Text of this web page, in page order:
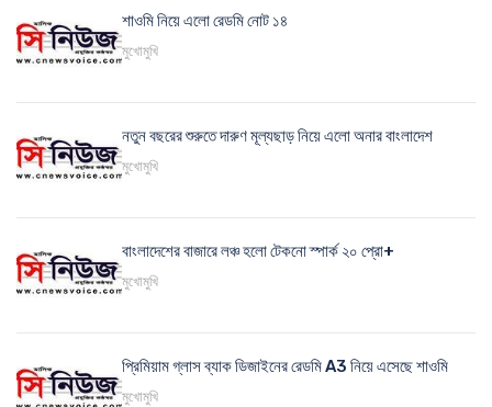
শাওমি নিয়ে এলো রেডমি নোট ১৪
মুখোমুখি
নতুন বছরের শুরুতে দারুণ মূল্যছাড় নিয়ে এলো অনার বাংলাদেশ
মুখোমুখি
বাংলাদেশের বাজারে লঞ্চ হলো টেকনো স্পার্ক ২০ প্রো+
মুখোমুখি
প্রিমিয়াম গ্লাস ব্যাক ডিজাইনের রেডমি A3 নিয়ে এসেছে শাওমি
মুখোমুখি